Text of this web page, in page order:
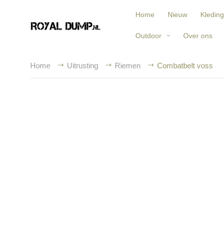
Home Nieuw Kleding
Outdoor Over ons
Home Uitrusting Riemen Combatbelt voss